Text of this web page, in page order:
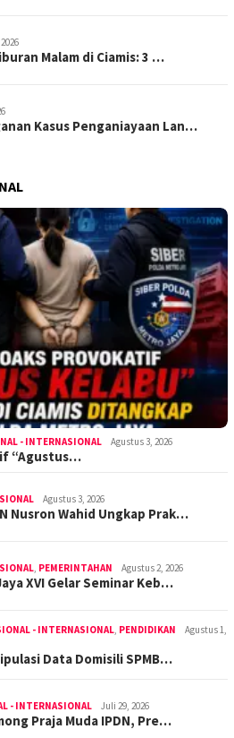
Malam di Ciamis: 3 …
Kasus Penganiayaan Lan…
- INTERNASIONAL Agustus 3, 2026
“Agustus…
Agustus 3, 2026
Nusron Wahid Ungkap Prak…
PEMERINTAHAN Agustus 2, 2026
XVI Gelar Seminar Keb…
- INTERNASIONAL PENDIDIKAN
Agustus 1,
Data Domisili SPMB…
- INTERNASIONAL Juli 29, 2026
Praja Muda IPDN, Pre…